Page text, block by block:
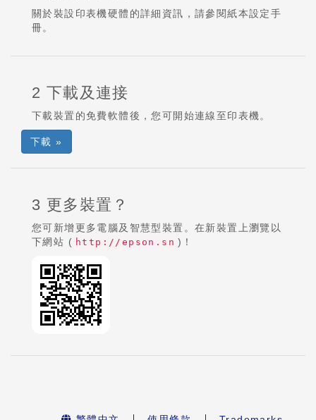
關於裝設印表機硬體的詳細資訊，請參閱紙本設定手
冊。
2 下載及連接
下載裝置的免費軟體後，您可開始連線至印表機。
下載 »
3 更多裝置？
您可新增更多電腦及智慧型裝置。在新裝置上瀏覽以
下網站 ( http://epson.sn )！